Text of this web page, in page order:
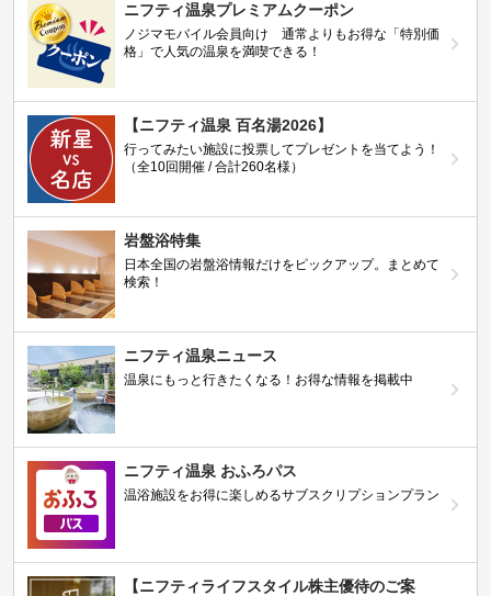
ニフティ温泉プレミアムクーポン
ノジマモバイル会員向け 通常よりもお得な「特別価
格」で人気の温泉を満喫できる！
【ニフティ温泉 百名湯2026】
行ってみたい施設に投票してプレゼントを当てよう！
（全10回開催 / 合計260名様）
岩盤浴特集
日本全国の岩盤浴情報だけをピックアップ。まとめて
検索！
ニフティ温泉ニュース
温泉にもっと行きたくなる！お得な情報を掲載中
ニフティ温泉 おふろパス
温浴施設をお得に楽しめるサブスクリプションプラン
【ニフティライフスタイル株主優待のご案